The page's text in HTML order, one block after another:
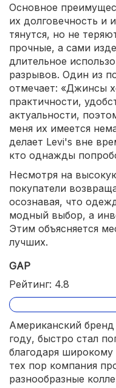
Основное
их долговечность и
тянутся, но не
прочные, а сами
длительное
разрывов. Один из
отмечает: «Джинсы
практичности,
актуальности,
меня их имеется
делает Levi's вне
кто однажды
Несмотря на
покупатели
осознавая, что
модный выбор, а
Этим объясняется
лучших.
GAP
Рейтинг: 4.8
Американский
году, быстро стал
благодаря
тех пор компания
разнообразные